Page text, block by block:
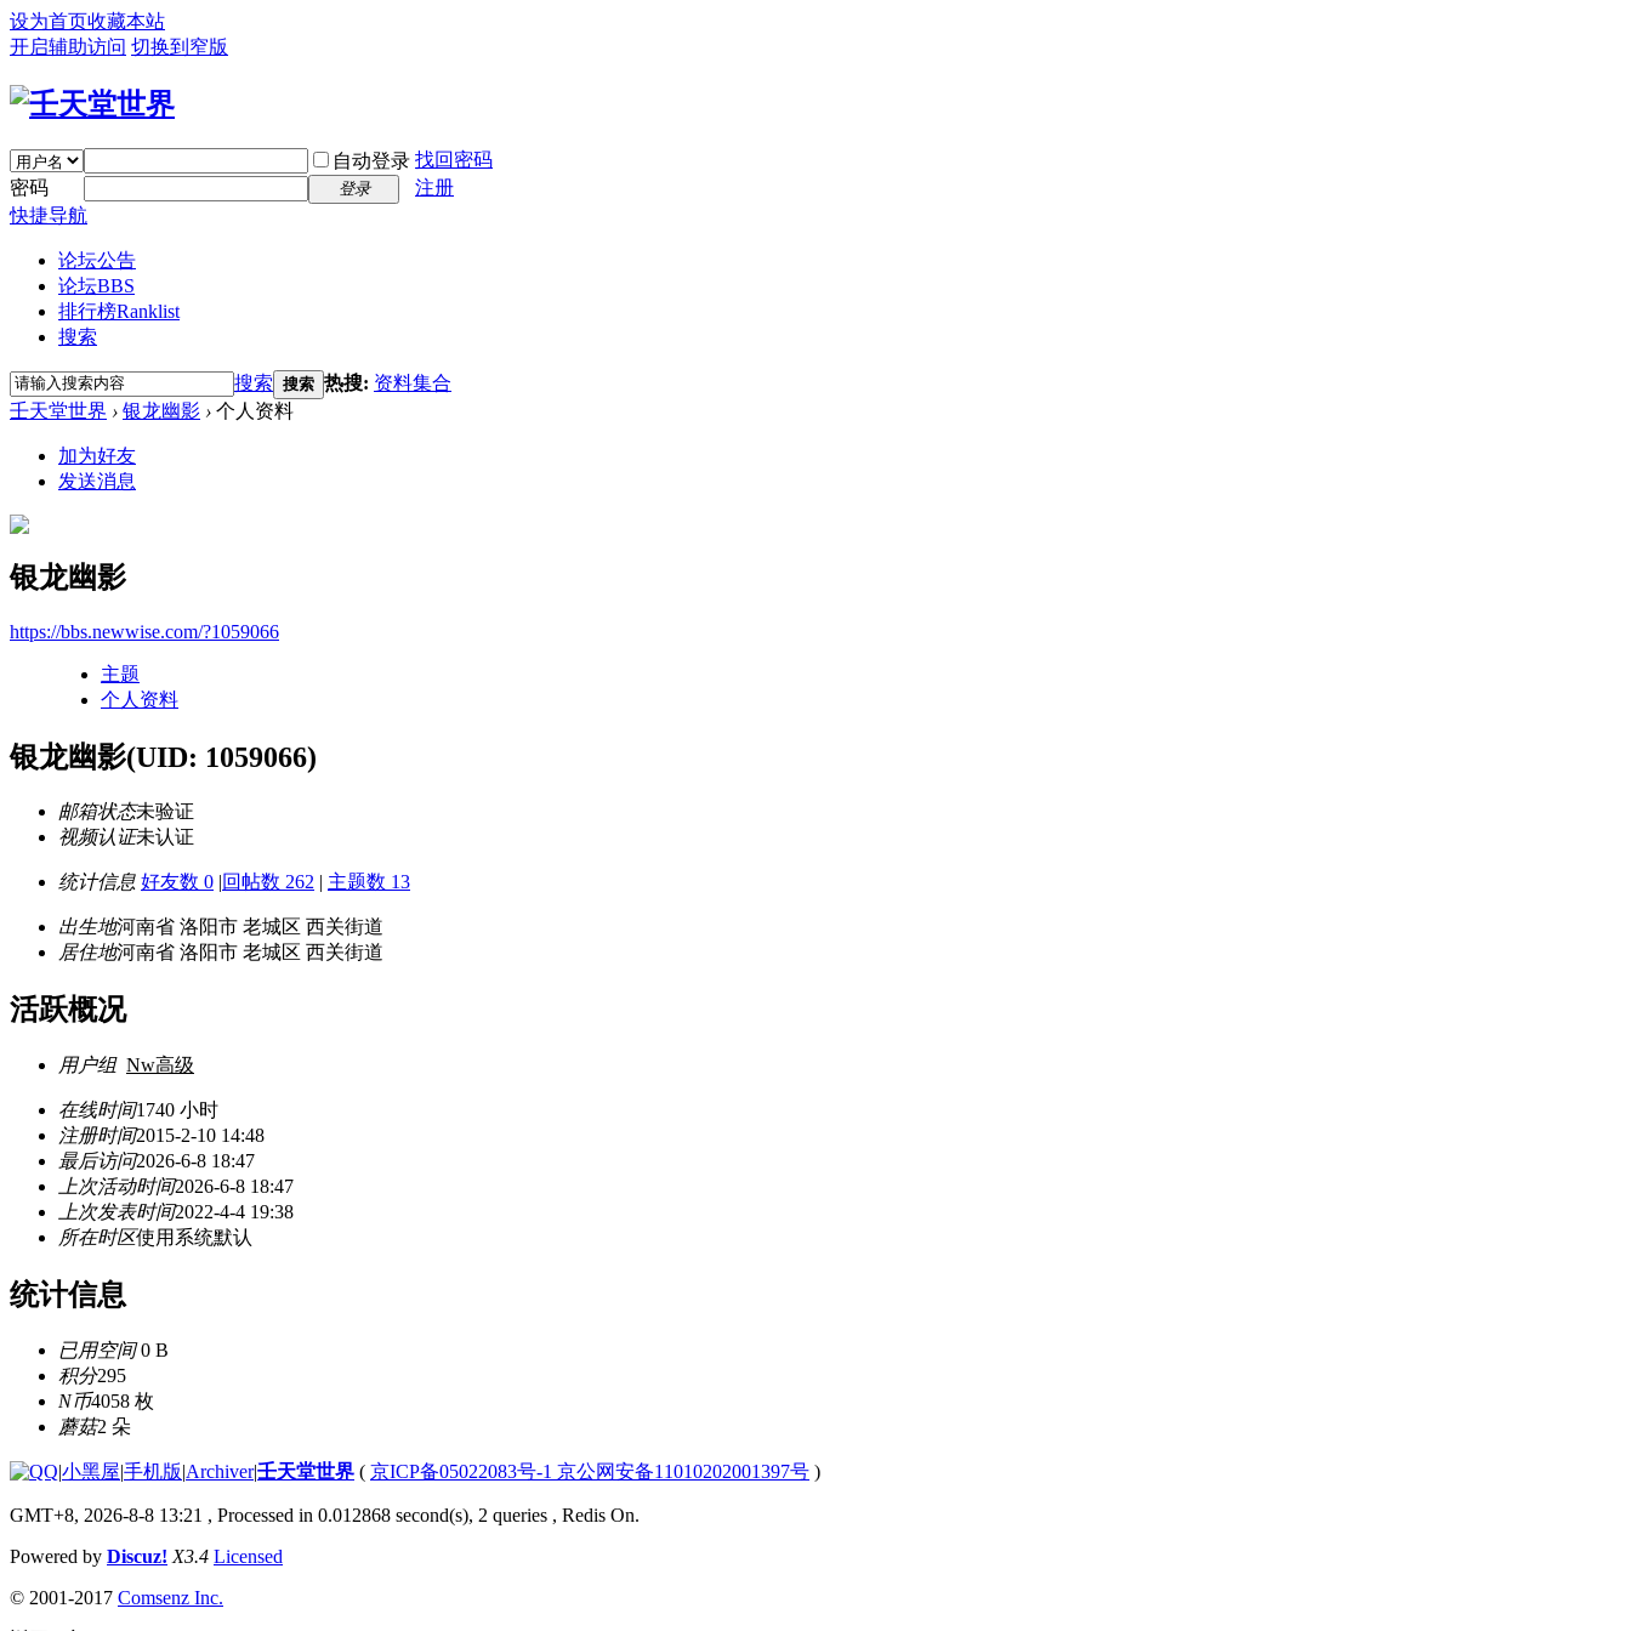
设为首页收藏本站
开启辅助访问 切换到窄版
自动登录 找回密码
密码
登录
注册
快捷导航
论坛公告
论坛BBS
排行榜Ranklist
搜索
搜索 搜索 热搜: 资料集合
壬天堂世界 › 银龙幽影 › 个人资料
加为好友
发送消息
银龙幽影
https://bbs.newwise.com/?1059066
主题
个人资料
银龙幽影(UID: 1059066)
邮箱状态未验证
视频认证未认证
统计信息 好友数 0 |回帖数 262 | 主题数 13
出生地河南省 洛阳市 老城区 西关街道
居住地河南省 洛阳市 老城区 西关街道
活跃概况
用户组 Nw高级
在线时间1740 小时
注册时间2015-2-10 14:48
最后访问2026-6-8 18:47
上次活动时间2026-6-8 18:47
上次发表时间2022-4-4 19:38
所在时区使用系统默认
统计信息
已用空间0 B
积分295
N币4058 枚
蘑菇2 朵
|小黑屋|手机版|Archiver|壬天堂世界 ( 京ICP备05022083号-1 京公网安备11010202001397号 )
GMT+8, 2026-8-8 13:21 , Processed in 0.012868 second(s), 2 queries , Redis On.
Powered by Discuz! X3.4 Licensed
© 2001-2017 Comsenz Inc.